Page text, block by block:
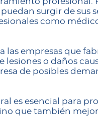
surgir de sus
como
las empresas que
lesiones o daños
de posibles
es esencial para
que también